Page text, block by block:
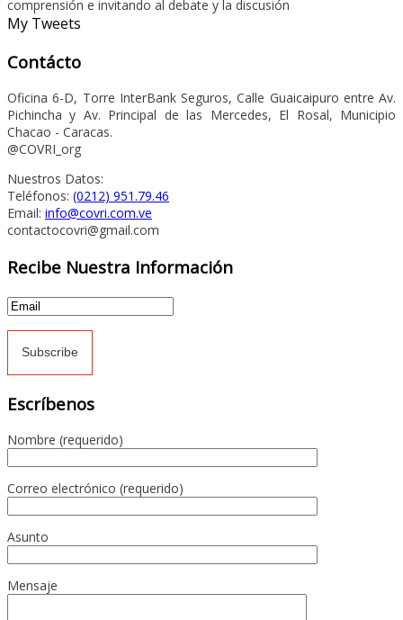
comprensión e invitando al debate y la discusión
My Tweets
Contácto
Oficina 6-D, Torre InterBank Seguros, Calle Guaicaipuro entre Av.
Pichincha y Av. Principal de las Mercedes, El Rosal, Municipio
Chacao - Caracas.
@COVRI_org
Nuestros Datos:
Teléfonos: (0212) 951.79.46
Email: info@covri.com.ve
contactocovri@gmail.com
Recibe Nuestra Información
Escríbenos
Nombre (requerido)
Correo electrónico (requerido)
Asunto
Mensaje